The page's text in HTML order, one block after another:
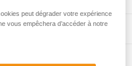
mise en place facile.
peut dégrader votre expérience
vous empêchera d’accéder à notre